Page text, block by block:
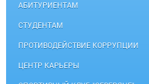
АБИТУРИЕНТАМ
СТУДЕНТАМ
ПРОТИВОДЕЙСТВИЕ КОРРУПЦИИ
ЦЕНТР КАРЬЕРЫ